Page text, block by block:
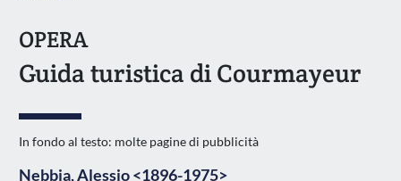
OPERA
Guida turistica di Courmayeur
In fondo al testo: molte pagine di pubblicità
Nebbia, Alessio <1896-1975>